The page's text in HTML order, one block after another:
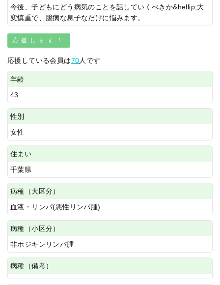
今後、子どもにどう病気のことを話していくべきか&hellip;大
変慎重で、臆病な息子なだけに悩みます。
応援します！
応援している会員は70人です
年齢
43
性別
女性
住まい
千葉県
病種（大区分）
血液・リンパ(悪性リンパ腫)
病種（小区分）
非ホジキンリンパ腫
病種（備考）